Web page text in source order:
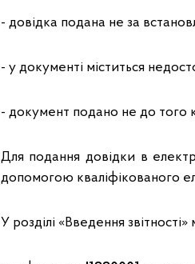
- довідка подана не за
- у документі міститься
- документ подано не до того
Для подання довідки в
допомогою кваліфікованого
У розділі «Введення